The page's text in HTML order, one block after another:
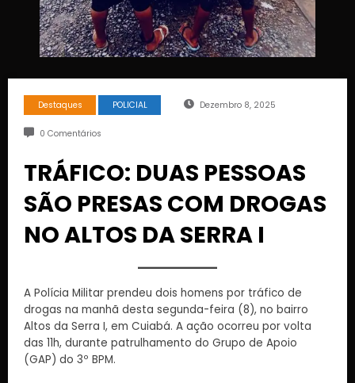
Destaques POLICIAL Dezembro 8, 2025
0 Comentários
TRÁFICO: DUAS PESSOAS
SÃO PRESAS COM DROGAS
NO ALTOS DA SERRA I
A Polícia Militar prendeu dois homens por tráfico de
drogas na manhã desta segunda-feira (8), no bairro
Altos da Serra I, em Cuiabá. A ação ocorreu por volta
das 11h, durante patrulhamento do Grupo de Apoio
(GAP) do 3º BPM.